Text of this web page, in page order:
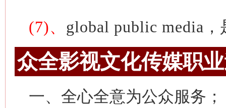
(7)、 global public media
众全影视文化传媒职
一、全心全意为公众服务；